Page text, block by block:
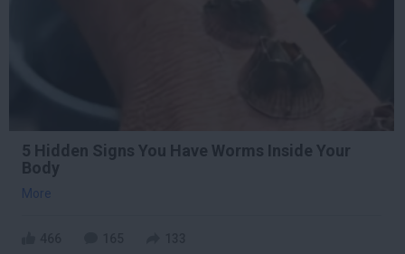
5 Hidden Signs You Have Worms Inside Your
Body
More